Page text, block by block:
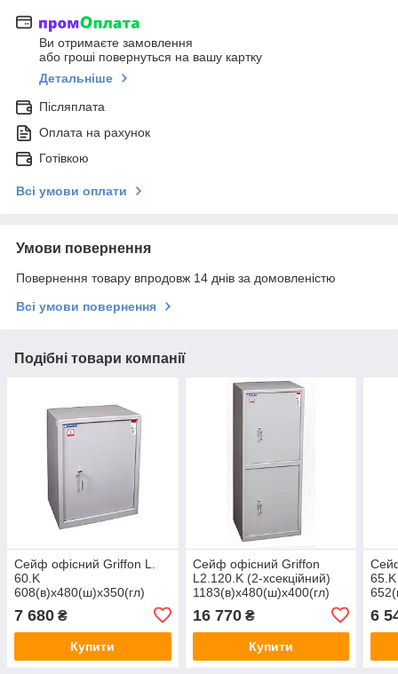
Ви отримаєте замовлення
або гроші повернуться на вашу картку
Детальніше
Післяплата
Оплата на рахунок
Готівкою
Всі умови оплати
Умови повернення
Повернення товару впродовж 14 днів за домовленістю
Всі умови повернення
Подібні товари компанії
Сейф офісний Griffon L.
60.K
608(в)х480(ш)х350(гл)
7 680 ₴
Купити
Сейф офісний Griffon
L2.120.K (2-хсекційний)
1183(в)х480(ш)х400(гл)
16 770₴
Купити
65.K
6